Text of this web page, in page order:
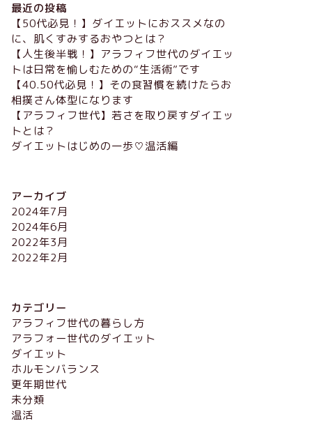
最近の投稿
【50代必見！】ダイエットにおススメなの
に、肌くすみするおやつとは？
【人生後半戦！】アラフィフ世代のダイエッ
トは日常を愉しむための“生活術”です
【40.50代必見！】その食習慣を続けたらお
相撲さん体型になります
【アラフィフ世代】若さを取り戻すダイエッ
トとは？
ダイエットはじめの一歩♡温活編
アーカイブ
2024年7月
2024年6月
2022年3月
2022年2月
カテゴリー
アラフィフ世代の暮らし方
アラフォー世代のダイエット
ダイエット
ホルモンバランス
更年期世代
未分類
温活